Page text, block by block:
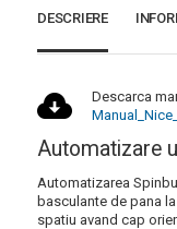
DESCRIERE
Descarca
Automatizare
Automatizarea
basculante de pana
spatiu avand cap